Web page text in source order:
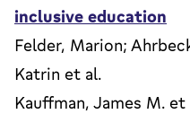
inclusive education
Felder, Marion;
Katrin et al.
Kauffman, James M.